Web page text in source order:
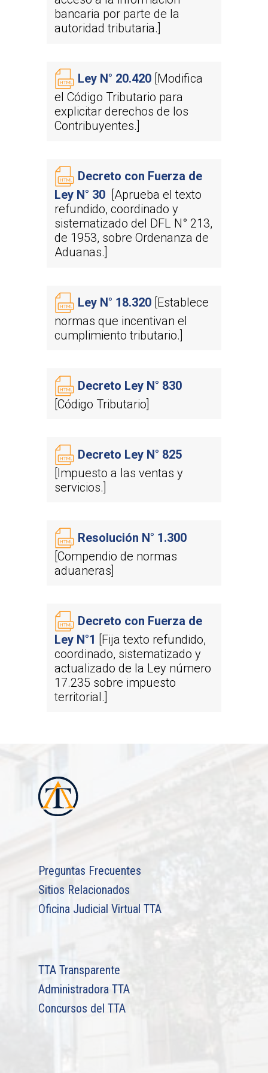
bancaria por parte de la
autoridad tributaria.]
Ley N° 20.420 [Modifica
el Código Tributario para
explicitar derechos de los
Contribuyentes.]
Decreto con Fuerza de
Ley N° 30 [Aprueba el texto
refundido, coordinado y
sistematizado del DFL N° 213,
de 1953, sobre Ordenanza de
Aduanas.]
Ley N° 18.320 [Establece
normas que incentivan el
cumplimiento tributario.]
Decreto Ley N° 830
[Código Tributario]
Decreto Ley N° 825
[Impuesto a las ventas y
servicios.]
Resolución N° 1.300
[Compendio de normas
aduaneras]
Decreto con Fuerza de
Ley N°1 [Fija texto refundido,
coordinado, sistematizado y
actualizado de la Ley número
17.235 sobre impuesto
territorial.]
Preguntas Frecuentes
Sitios Relacionados
Oficina Judicial Virtual TTA
TTA Transparente
Administradora TTA
Concursos del TTA
Magallanes y la
Chilena